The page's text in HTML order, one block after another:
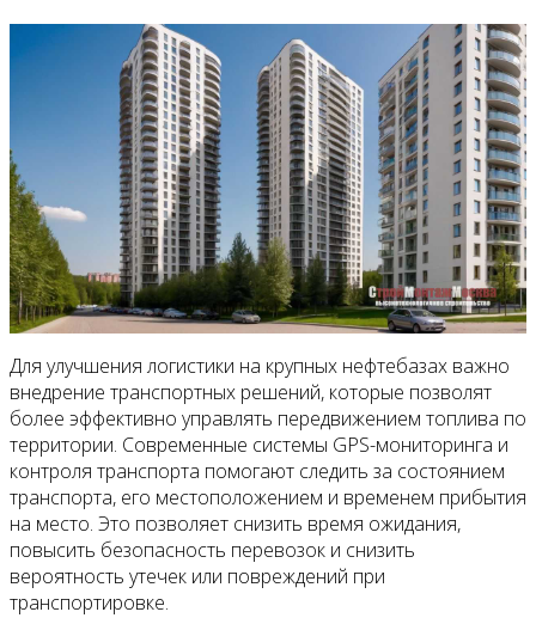
Для улучшения логистики на крупных нефтебазах важно
внедрение транспортных решений, которые позволят
более эффективно управлять передвижением топлива по
территории. Современные системы GPS-мониторинга и
контроля транспорта помогают следить за состоянием
транспорта, его местоположением и временем прибытия
на место. Это позволяет снизить время ожидания,
повысить безопасность перевозок и снизить
вероятность утечек или повреждений при
транспортировке.